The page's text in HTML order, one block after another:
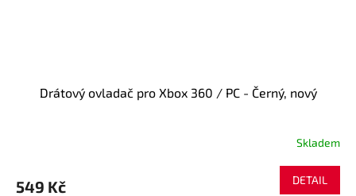
Drátový ovladač pro Xbox 360 / PC - Černý, nový
je
Skladem
549 Kč DETAIL